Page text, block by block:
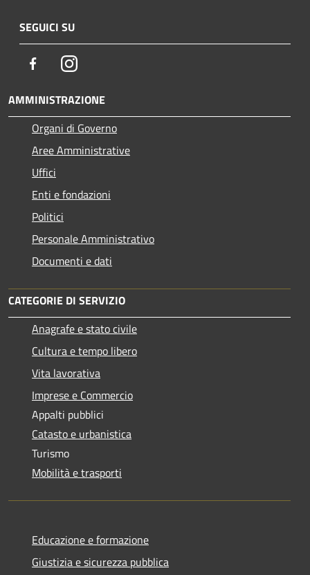
SEGUICI SU
FacebookInstagram
AMMINISTRAZIONE
Organi di Governo
Aree Amministrative
Uffici
Enti e fondazioni
Politici
Personale Amministrativo
Documenti e dati
CATEGORIE DI SERVIZIO
Anagrafe e stato civile
Cultura e tempo libero
Vita lavorativa
Imprese e Commercio
Appalti pubblici
Catasto e urbanistica
Turismo
Mobilità e trasporti
Educazione e formazione
Giustizia e sicurezza pubblica